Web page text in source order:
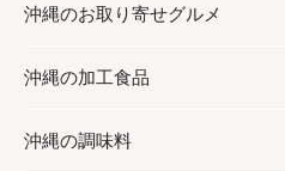
沖縄のお取り寄せグルメ
お取り寄せグルメ
フルーツ・野菜
沖縄の加工食品
加工食品
沖縄の調味料